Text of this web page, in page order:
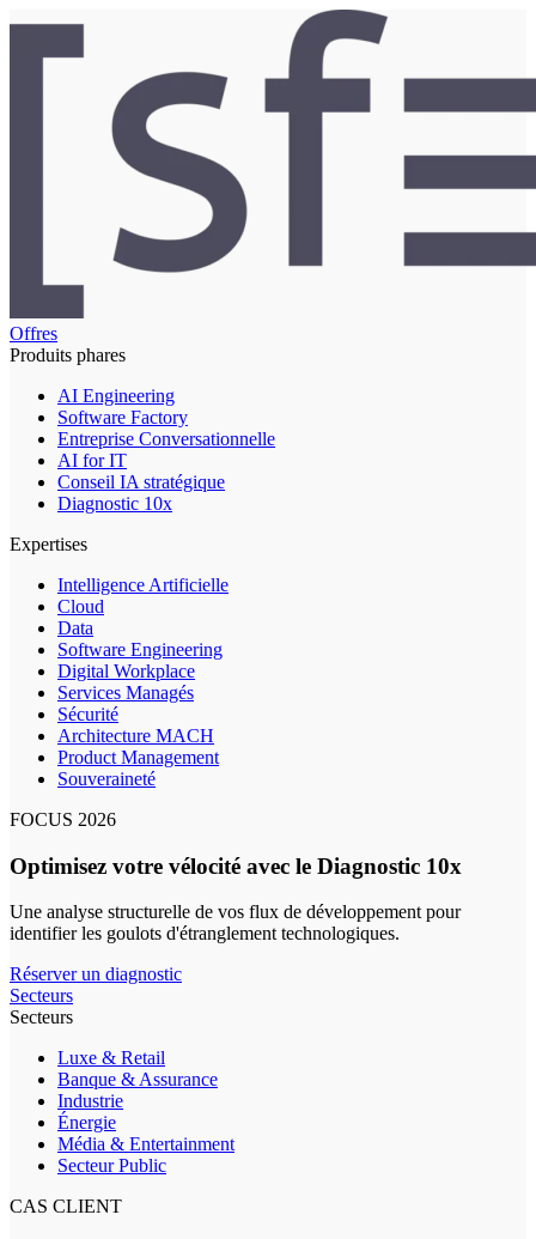
Offres
Produits phares
AI Engineering
Software Factory
Entreprise Conversationnelle
AI for IT
Conseil IA stratégique
Diagnostic 10x
Expertises
Intelligence Artificielle
Cloud
Data
Software Engineering
Digital Workplace
Services Managés
Sécurité
Architecture MACH
Product Management
Souveraineté
FOCUS 2026
Optimisez votre vélocité avec le Diagnostic 10x
Une analyse structurelle de vos flux de développement pour
identifier les goulots d'étranglement technologiques.
Réserver un diagnostic
Secteurs
Secteurs
Luxe & Retail
Banque & Assurance
Industrie
Énergie
Média & Entertainment
Secteur Public
CAS CLIENT